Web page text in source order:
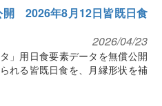
開 2026年8月12日皆既日食
2026/04/23
」用日食要素データを無償公開
れる皆既日食を、月縁形状を補